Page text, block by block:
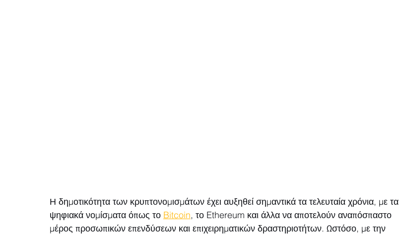
Η δημοτικότητα των κρυπτονομισμάτων έχει αυξηθεί σημαντικά τα τελευταία χρόνια, με τα
ψηφιακά νομίσματα όπως το Bitcoin, το Ethereum και άλλα να αποτελούν αναπόσπαστο
μέρος προσωπικών επενδύσεων και επιχειρηματικών δραστηριοτήτων. Ωστόσο, με την